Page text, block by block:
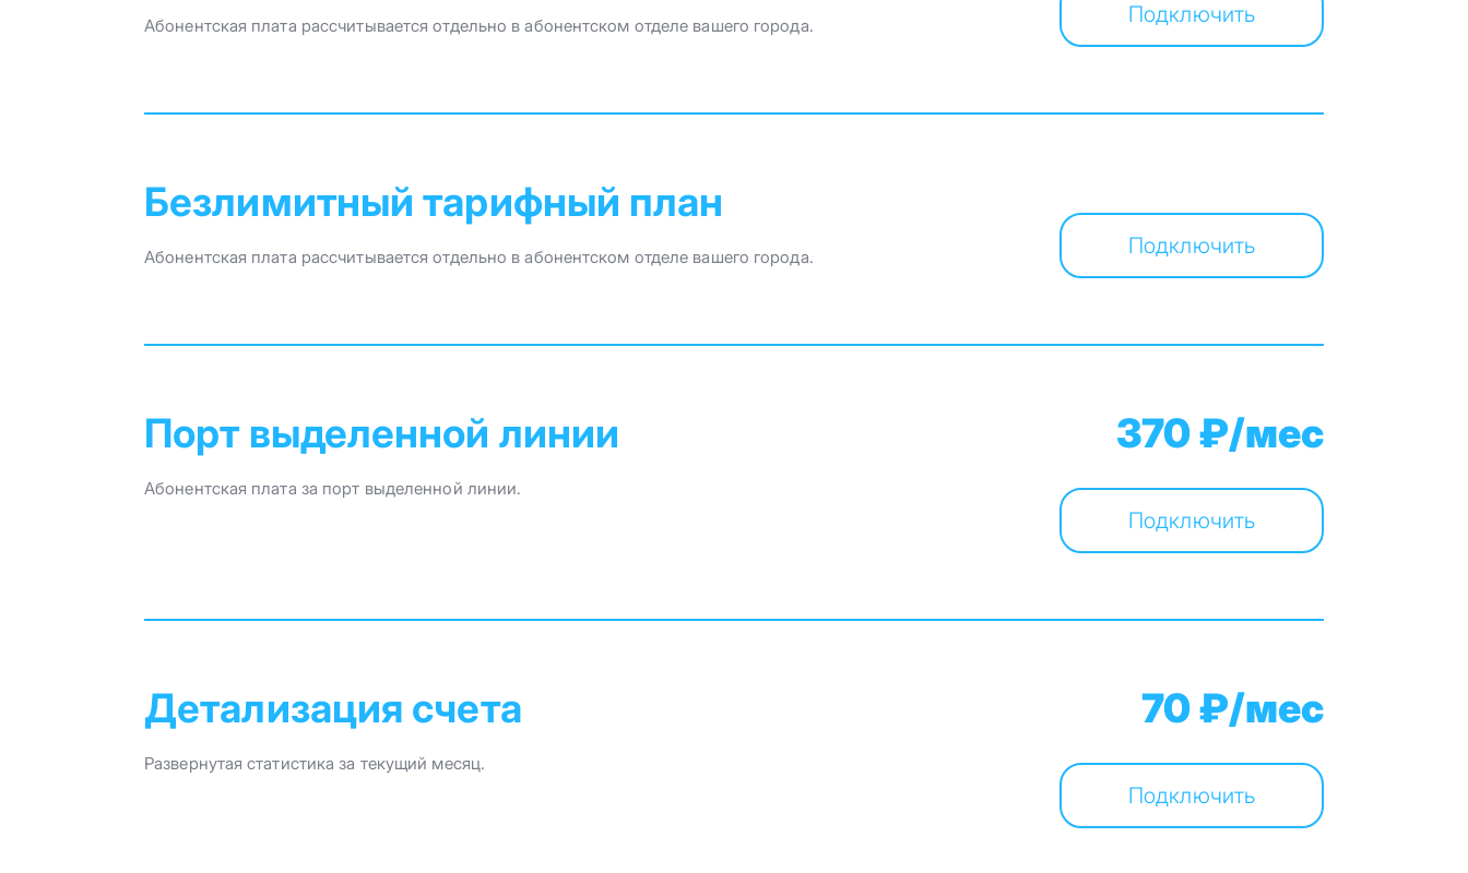
Абонентская плата рассчитывается отдельно в абонентском отделе вашего города. Подключить
Безлимитный тарифный план
Абонентская плата рассчитывается отдельно в абонентском отделе вашего города. Подключить
Порт выделенной линии
Абонентская плата за порт выделенной линии.
370 ₽/мес
Подключить
Детализация счета
Развернутая статистика за текущий месяц.
70 ₽/мес
Подключить